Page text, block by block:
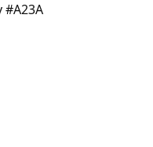
#A23A